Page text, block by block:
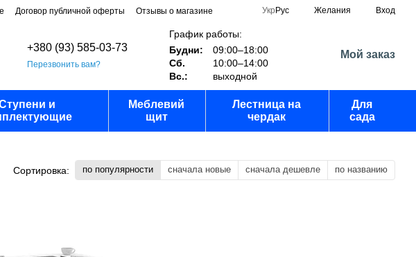
Договор публичной оферты Отзывы о магазине Укр Рус Желания Вход
+380 (93) 585-03-73
Перезвонить вам?
График работы:
Будни:
09:00–18:00
Сб.
10:00–14:00
Вс.:
выходной
Мой заказ
и
Меблевий
щит
Лестница на
чердак
Для
сада
Сортировка: по популярности сначала новые сначала дешевле по названию